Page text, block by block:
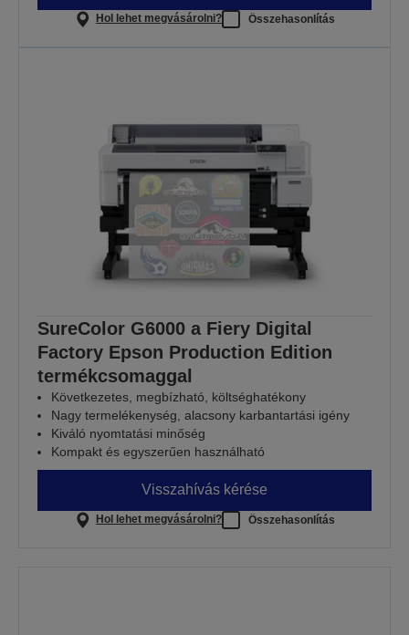
Hol lehet megvásárolni? Összehasonlítás
SureColor G6000 a Fiery Digital
Factory Epson Production Edition
termékcsomaggal
Következetes, megbízható, költséghatékony
Nagy termelékenység, alacsony karbantartási igény
Kiváló nyomtatási minőség
Kompakt és egyszerűen használható
Visszahívás kérése
Hol lehet megvásárolni? Összehasonlítás